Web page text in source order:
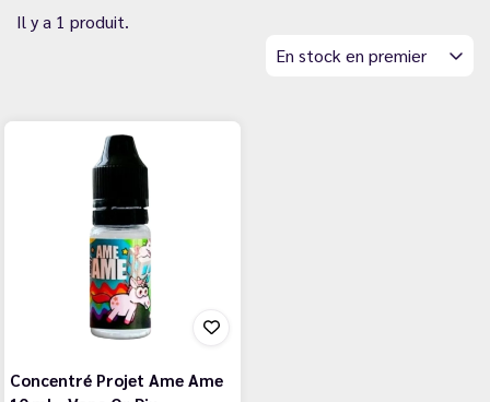
Il y a 1 produit.
En stock en premier
Concentré Projet Ame Ame